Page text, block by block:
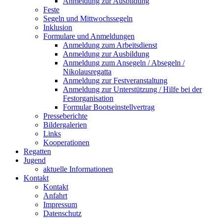
Feste
Segeln und Mittwochssegeln
Inklusion
Formulare und Anmeldungen
Anmeldung zum Arbeitsdienst
Anmeldung zur Ausbildung
Anmeldung zum Ansegeln / Absegeln /
Nikolausregatta
Anmeldung zur Festveranstaltung
Anmeldung zur Unterstützung / Hilfe bei der
Festorganisation
Formular Bootseinstellvertrag
Presseberichte
Bildergalerien
Links
Kooperationen
Regatten
Jugend
aktuelle Informationen
Kontakt
Kontakt
Anfahrt
Impressum
Datenschutz